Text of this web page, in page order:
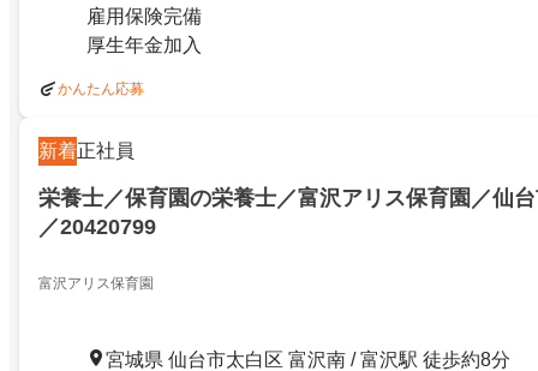
雇用保険完備
厚生年金加入
かんたん応募
新着正社員
栄養士／保育園の栄養士／富沢アリス保育園／仙
／20420799
富沢アリス保育園
宮城県 仙台市太白区 富沢南 / 富沢駅 徒歩約8分